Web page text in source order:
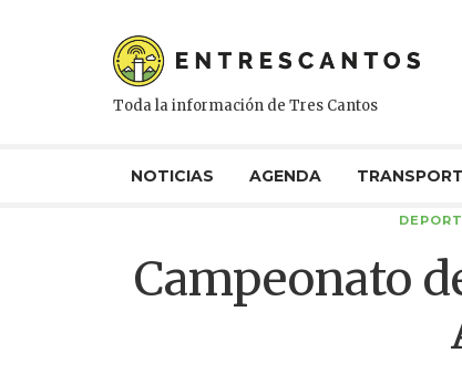
Toda la información de Tres Cantos
NOTICIAS AGENDA
Campeonato